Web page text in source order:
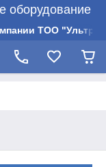
оборудование
ТОО